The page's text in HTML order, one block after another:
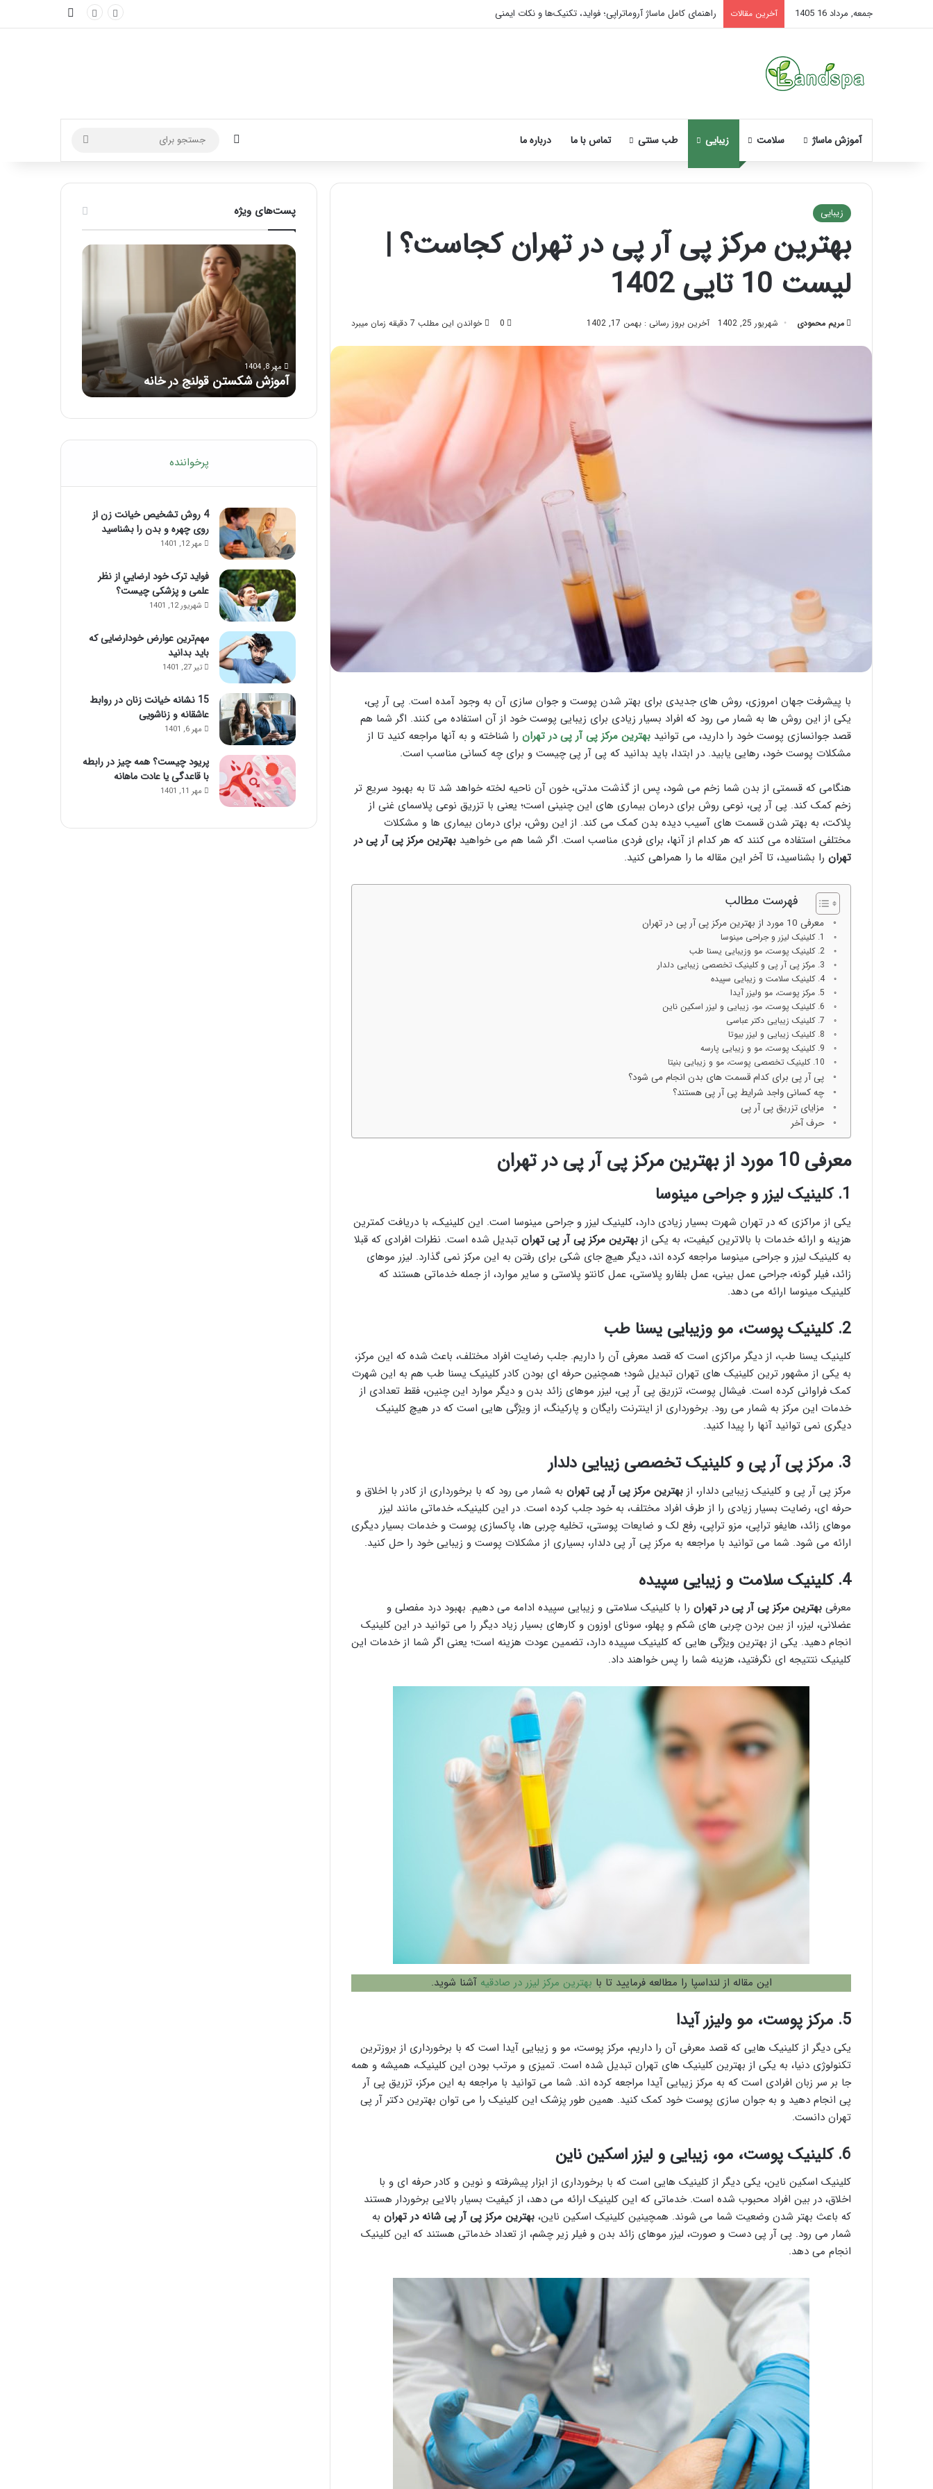
جمعه, مرداد 16 1405 آخرین مقالات راهنمای کامل ماساژ آروماتراپی؛ فواید، تکنیک‌ها و نکات ایمنی
آموزش ماساژ سلامت زیبایی طب سنتی تماس با ما درباره ما تغییر پوسته
برای
زیبایی
بهترین مرکز پی آر پی در تهران کجاست؟ |
لیست 10 تایی 1402
مریم محمودی شهریور 25, 1402 آخرین بروز رسانی : بهمن 17, 1402 0 خواندن این مطلب 7 دقیقه زمان میبرد
با پیشرفت جهان امروزی، روش های جدیدی برای بهتر شدن پوست و جوان سازی آن به وجود آمده است. پی آر پی،
یکی از این روش ها به شمار می رود که افراد بسیار زیادی برای زیبایی پوست خود از آن استفاده می کنند. اگر شما هم
قصد جوانسازی پوست خود را دارید، می توانید بهترین مرکز پی آر پی در تهران را شناخته و به آنها مراجعه کنید تا از
مشکلات پوست خود، رهایی یابید. در ابتدا، باید بدانید که پی آر پی چیست و برای چه کسانی مناسب است.
هنگامی که قسمتی از بدن شما زخم می شود، پس از گذشت مدتی، خون آن ناحیه لخته خواهد شد تا به بهبود سریع تر
زخم کمک کند. پی آر پی، نوعی روش برای درمان بیماری های این چنینی است؛ یعنی با تزریق نوعی پلاسمای غنی از
پلاکت، به بهتر شدن قسمت های آسیب دیده بدن کمک می کند. از این روش، برای درمان بیماری ها و مشکلات
مختلفی استفاده می کنند که هر کدام از آنها، برای فردی مناسب است. اگر شما هم می خواهید بهترین مرکز پی آر پی در
تهران را بشناسید، تا آخر این مقاله ما را همراهی کنید.
فهرست مطالب
معرفی 10 مورد از بهترین مرکز پی آر پی در تهران
1. کلینیک لیزر و جراحی مینوسا
2. کلینیک پوست، مو وزیبایی یسنا طب
3. مرکز پی آر پی و کلینیک تخصصی زیبایی دلدار
4. کلینیک سلامت و زیبایی سپیده
5. مرکز پوست، مو ولیزر آیدا
6. کلینیک پوست، مو، زیبایی و لیزر اسکین ناین
7. کلینیک زیبایی دکتر عباسی
8. کلینیک زیبایی و لیزر بیوتا
9. کلینیک پوست، مو و زیبایی پارسه
10. کلینیک تخصصی پوست، مو و زیبایی بنیتا
پی آر پی برای کدام قسمت های بدن انجام می شود؟
چه کسانی واجد شرایط پی آر پی هستند؟
مزایای تزریق پی آر پی
حرف آخر
معرفی 10 مورد از بهترین مرکز پی آر پی در تهران
1. کلینیک لیزر و جراحی مینوسا
یکی از مراکزی که در تهران شهرت بسیار زیادی دارد، کلینیک لیزر و جراحی مینوسا است. این کلینیک، با دریافت کمترین
هزینه و ارائه خدمات با بالاترین کیفیت، به یکی از بهترین مرکز پی آر پی تهران تبدیل شده است. نظرات افرادی که قبلا
به کلینیک لیزر و جراحی مینوسا مراجعه کرده اند، دیگر هیچ جای شکی برای رفتن به این مرکز نمی گذارد. لیزر موهای
زائد، فیلر گونه، جراحی عمل بینی، عمل بلفارو پلاستی، عمل کانتو پلاستی و سایر موارد، از جمله خدماتی هستند که
کلینیک مینوسا ارائه می دهد.
2. کلینیک پوست، مو وزیبایی یسنا طب
کلینیک یسنا طب، از دیگر مراکزی است که قصد معرفی آن را داریم. جلب رضایت افراد مختلف، باعث شده که این مرکز،
به یکی از مشهور ترین کلینیک های تهران تبدیل شود؛ همچنین حرفه ای بودن کادر کلینیک یسنا طب هم به این شهرت
کمک فراوانی کرده است. فیشال پوست، تزریق پی آر پی، لیزر موهای زائد بدن و دیگر موارد این چنین، فقط تعدادی از
خدمات این مرکز به شمار می رود. برخورداری از اینترنت رایگان و پارکینگ، از ویژگی هایی است که در هیچ کلینیک
دیگری نمی توانید آنها را پیدا کنید.
3. مرکز پی آر پی و کلینیک تخصصی زیبایی دلدار
مرکز پی آر پی و کلینیک زیبایی دلدار، از بهترین مرکز پی آر پی تهران به شمار می رود که با برخورداری از کادر با اخلاق و
حرفه ای، رضایت بسیار زیادی را از طرف افراد مختلف، به خود جلب کرده است. در این کلینیک، خدماتی مانند لیزر
موهای زائد، هایفو تراپی، مزو تراپی، رفع لک و ضایعات پوستی، تخلیه چربی ها، پاکسازی پوست و خدمات بسیار دیگری
ارائه می شود. شما می توانید با مراجعه به مرکز پی آر پی دلدار، بسیاری از مشکلات پوست و زیبایی خود را حل کنید.
4. کلینیک سلامت و زیبایی سپیده
معرفی بهترین مرکز پی آر پی در تهران را با کلینیک سلامتی و زیبایی سپیده ادامه می دهیم. بهبود درد مفصلی و
عضلانی، لیزر، از بین بردن چربی های شکم و پهلو، سونای اوزون و کارهای بسیار زیاد دیگر را می توانید در این کلینیک
انجام دهید. یکی از بهترین ویژگی هایی که کلینیک سپیده دارد، تضمین عودت هزینه است؛ یعنی اگر شما از خدمات این
کلینیک نتتیجه ای نگرفتید، هزینه شما را پس خواهند داد.
این مقاله از لنداسپا را مطالعه فرمایید تا با بهترین مرکز لیزر در صادقیه آشنا شوید.
5. مرکز پوست، مو ولیزر آیدا
یکی دیگر از کلینیک هایی که قصد معرفی آن را داریم، مرکز پوست، مو و زیبایی آیدا است که با برخورداری از بروزترین
تکنولوژی دنیا، به یکی از بهترین کلینیک های تهران تبدیل شده است. تمیزی و مرتب بودن این کلینیک، همیشه و همه
جا بر سر زبان افرادی است که به مرکز زیبایی آیدا مراجعه کرده اند. شما می توانید با مراجعه به این مرکز، تزریق پی آر
پی انجام دهید و به جوان سازی پوست خود کمک کنید. همین طور پزشک این کلینیک را می توان بهترین دکتر آر پی
تهران دانست.
6. کلینیک پوست، مو، زیبایی و لیزر اسکین ناین
کلینیک اسکین ناین، یکی دیگر از کلینیک هایی است که با برخورداری از ابزار پیشرفته و نوین و کادر حرفه ای و با
اخلاق، در بین افراد محبوب شده است. خدماتی که این کلینیک ارائه می دهد، از کیفیت بسیار بالایی برخوردار هستند
که باعث بهتر شدن وضعیت شما می شوند. همچینین کلینیک اسکین ناین، بهترین مرکز پی آر پی شانه در تهران به
شمار می رود. پی آر پی دست و صورت، لیزر موهای زائد بدن و فیلر زیر چشم، از تعداد خدماتی هستند که این کلینیک
انجام می دهد.
پست‌های ویژه
نحوه
ماساژ
صورت
بعد
تزریق
تیر 28, 1404
نحوه ماساژ صورت بعد از تزریق چربی؛
بایدها و نبایدهای آن!
آموزش
آموزش شکستن قولنج در خانه
ماساژ
برای
بهبود
تمرکز
ذهنی؛
با
این
حواس‌جمع
شوید!
مرداد 6, 1404
ماساژ برای بهبود تمرکز ذهنی؛ با این
ماساژ حواس‌جمع شوید!
راهنمای
بعد
از
پرخواننده
4 روش تشخیص خیانت زن از
روی چهره و بدن را بشناسید
مهر 12, 1401
فواید ترک خود ارضايي از نظر
علمی و پزشکی چیست؟
شهریور 12, 1401
مهم‌ترین عوارض خودارضایی که
باید بدانید
تیر 27, 1401
15 نشانه خیانت زنان در روابط
عاشقانه و زناشویی
مهر 6, 1401
پریود چیست؟ همه چیز در رابطه
با قاعدگی یا عادت ماهانه
مهر 11, 1401